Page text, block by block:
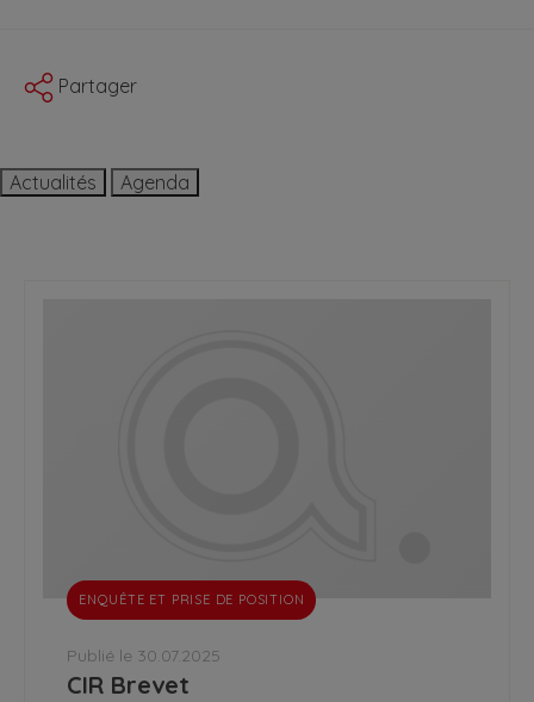
Partager
Actualités Agenda
ENQUÊTE ET PRISE DE POSITION
Publié le 30.07.2025
CIR Brevet